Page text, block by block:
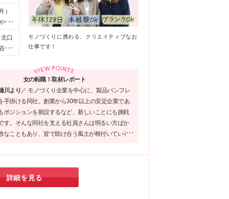
）
ス
遇
つ
口
川
モノづくりに携わる、クリエイティブなお
仕事です！
女の転職！取材レポート
川より ／ モノづくり企業を中心に、製品パンフレ
手掛ける同社。創業から30年以上の安定企業であ
ポジションを新設するなど、新しいことにも挑戦
す。そんな同社を支える社員さんは明るい方ばか
なこともあり、皆で助け合う風土が根付いている
安心して長く働ける環境だと感じました！
詳細を見る